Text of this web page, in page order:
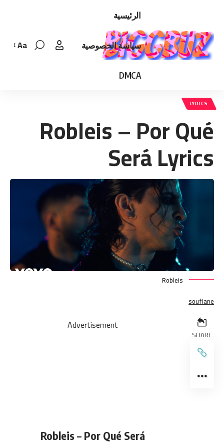
الرئيسية
سياسة الخصوصية
DMCA
Font
Aa
LYRICS
Robleis – Por Qué
Será Lyrics
Robleis
soufiane
SHARE
Advertisement
Robleis – Por Qué Será